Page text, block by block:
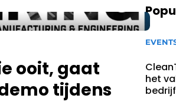
ooit, gaat
tijdens
het